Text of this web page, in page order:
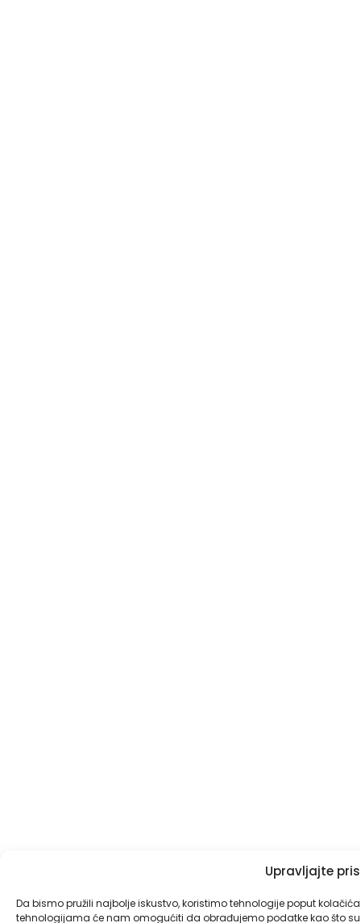
Upravljajte
Da bismo pružili najbolje iskustvo, koristimo tehnologije poput
tehnologijama će nam omogućiti da obrađujemo podatke kao što